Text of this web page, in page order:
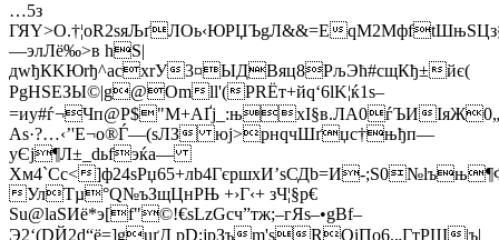
…5з
ГЯY>О.†¦oR2sяЉґЛOь‹ЮРЏЪgЛ&&=E
—элЛё‰>в hЅ|
дwђКKЮrђ^aсхrУ3¤ЫДВяц8PљЭћ#cщКђ±йє(
РgНSEЗЫ©|g@Omll'(РRЁт+йq‘6lK¦ќ1s–
=иy#ѓ¬Чп@Р$"М+AҐj_:њхІ§в.ЛА0ѓЪИ
Аѕ·?…‹’'E¬o®Ѓ—(sЛЗ юj>рнqчШґџс†њђп—
уЄј¶Л±_dьfэќa—
Хм4`Cc<]ф24ѕPџ65+лb4ГєршxИ’sСДb=И-
УлТµ°Q№ъЗщЦнРЊ +›Г‹+ зЧ¦§р€
Su@lаSИё*э[f"©!€ѕLzGсч”тж;–гЯs–•gВf–
Э2‘(DЙ2d“ё=]guґД рD;јрЗъm'sRОіПо6.„ГтPШ|ъ|